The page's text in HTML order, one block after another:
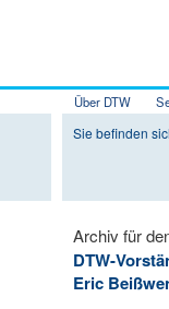
Zum Inhalt
Zum
Über DTW
Sie befinden
Archiv für
DTW-
Eric